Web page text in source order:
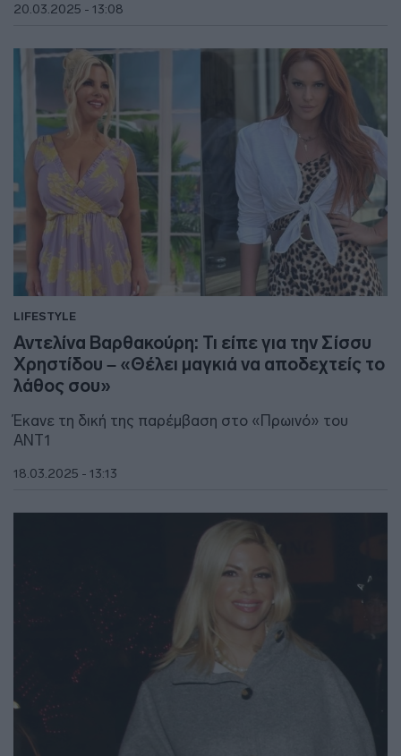
20.03.2025 - 13:08
LIFESTYLE
Αντελίνα Βαρθακούρη: Τι είπε για την Σίσσυ
Χρηστίδου – «Θέλει μαγκιά να αποδεχτείς το
λάθος σου»
Έκανε τη δική της παρέμβαση στο «Πρωινό» του
ΑΝΤ1
18.03.2025 - 13:13